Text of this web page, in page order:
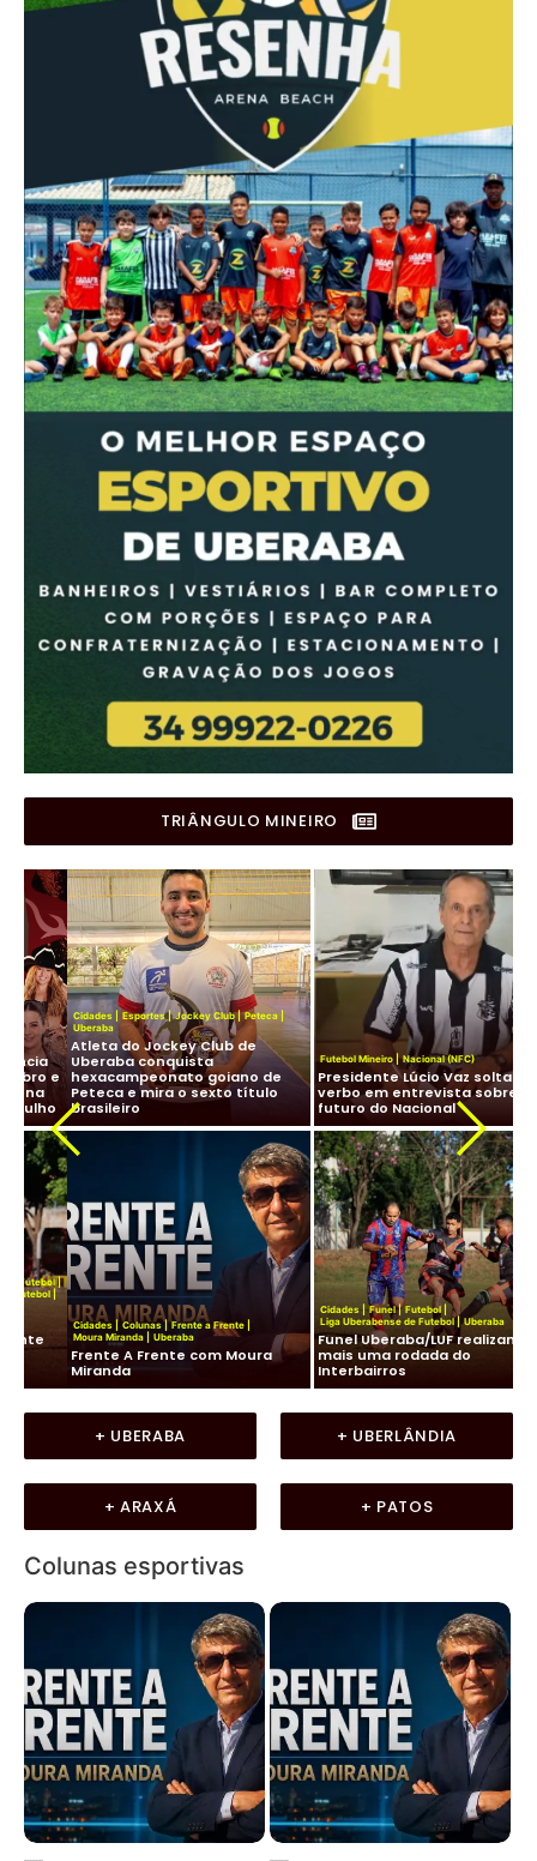
TRIÂNGULO MINEIRO
Cidades | Esportes | Jockey Club| Peteca|
Uberaba
Atleta do Jockey Club de
Uberaba conquista
hexacampeonato goiano de
Peteca e mira o sexto título
brasileiro
Futebol Mineiro| Nacional (NFC)
Presidente Lúcio Vaz solta o
verbo em entrevista sobre o
futuro do Nacional
| Colunas | Frente a Frente|
Moura Miranda| Uberaba
Frente A Frente com Moura
Miranda
Cidades | Funel| Futebol|
Liga Uberabense de Futebol| Uberaba
Funel Uberaba/LUF realizam
mais uma rodada do
Interbairros
+ UBERABA + UBERLÂNDIA
+ ARAXÁ + PATOS
Colunas esportivas